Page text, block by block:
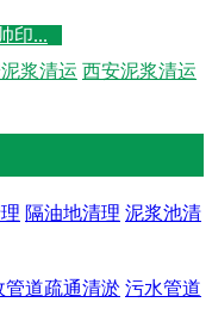
印...
浆清运 西安泥浆清运
隔油地清理 泥浆池清
管道疏通清淤 污水管道